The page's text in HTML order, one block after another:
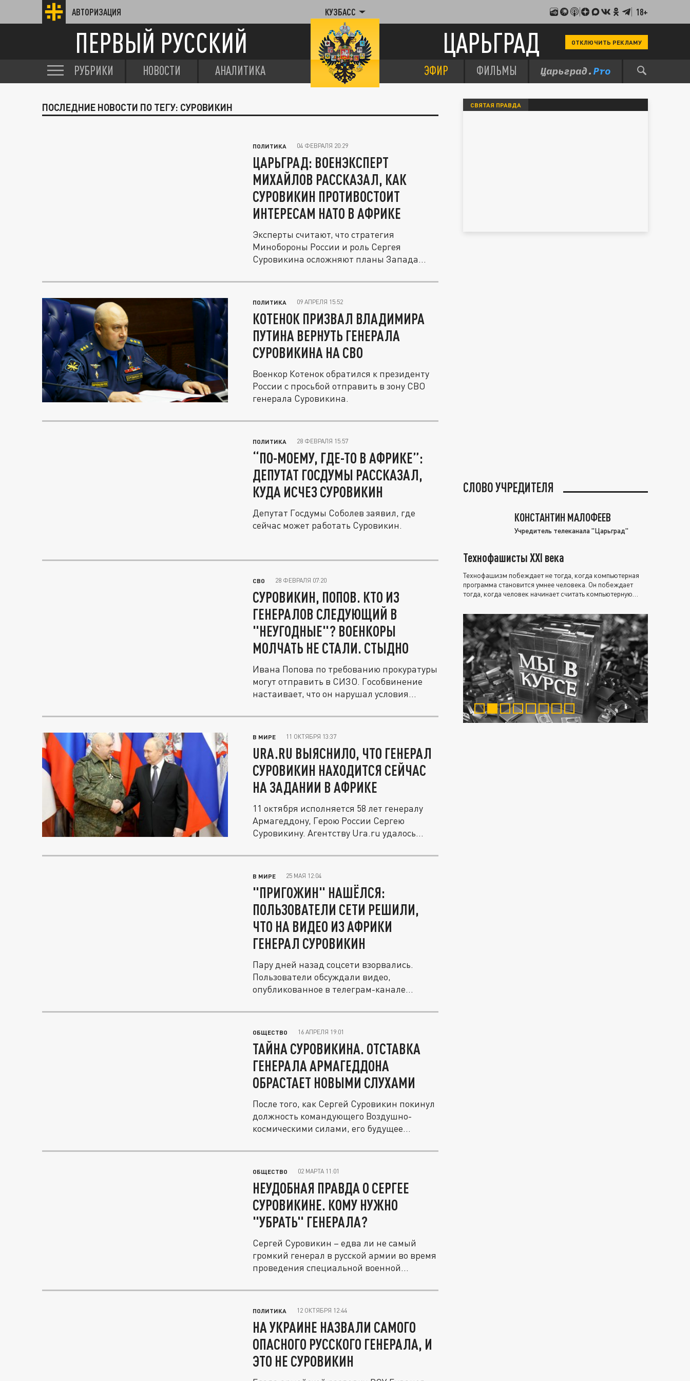
АВТОРИЗАЦИЯ КУЗБАСС 18+
ПЕРВЫЙ РУССКИЙ ЦАРЬГРАД ОТКЛЮЧИТЬ РЕКЛАМУ
РУБРИКИ НОВОСТИ АНАЛИТИКА ЭФИР ФИЛЬМЫ
ПОСЛЕДНИЕ НОВОСТИ ПО ТЕГУ: СУРОВИКИН
ПОЛИТИКА 04 ФЕВРАЛЯ 20:29
ЦАРЬГРАД: ВОЕНЭКСПЕРТ
МИХАЙЛОВ РАССКАЗАЛ, КАК
СУРОВИКИН ПРОТИВОСТОИТ
ИНТЕРЕСАМ НАТО В АФРИКЕ
Эксперты считают, что стратегия
Минобороны России и роль Сергея
Суровикина осложняют планы Запада
ПОЛИТИКА 09 АПРЕЛЯ 15:52
КОТЕНОК ПРИЗВАЛ ВЛАДИМИРА
ПУТИНА ВЕРНУТЬ ГЕНЕРАЛА
СУРОВИКИНА НА СВО
Военкор Котенок обратился к президенту
России с просьбой отправить в зону СВО
генерала Суровикина.
ПОЛИТИКА 28 ФЕВРАЛЯ 15:57
“ПО-МОЕМУ, ГДЕ-ТО В АФРИКЕ”:
ДЕПУТАТ ГОСДУМЫ РАССКАЗАЛ,
КУДА ИСЧЕЗ СУРОВИКИН
Депутат Госдумы Соболев заявил, где
сейчас может работать Суровикин.
СВО 28 ФЕВРАЛЯ 07:20
СУРОВИКИН, ПОПОВ. КТО ИЗ
ГЕНЕРАЛОВ СЛЕДУЮЩИЙ В
"НЕУГОДНЫЕ"? ВОЕНКОРЫ
МОЛЧАТЬ НЕ СТАЛИ. СТЫДНО
Ивана Попова по требованию прокуратуры
могут отправить в СИЗО. Гособвинение
настаивает, что он нарушал условия...
В МИРЕ 11 ОКТЯБРЯ 13:37
URA.RU ВЫЯСНИЛО, ЧТО ГЕНЕРАЛ
СУРОВИКИН НАХОДИТСЯ СЕЙЧАС
НА ЗАДАНИИ В АФРИКЕ
11 октября исполняется 58 лет генералу
Армагеддону, Герою России Сергею
Суровикину. Агентству Ura.ru удалось...
В МИРЕ 25 МАЯ 12:04
"ПРИГОЖИН" НАШЁЛСЯ:
ПОЛЬЗОВАТЕЛИ СЕТИ РЕШИЛИ,
ЧТО НА ВИДЕО ИЗ АФРИКИ
ГЕНЕРАЛ СУРОВИКИН
Пару дней назад соцсети взорвались.
Пользователи обсуждали видео,
опубликованное в телеграм-канале
ОБЩЕСТВО 16 АПРЕЛЯ 19:01
ТАЙНА СУРОВИКИНА. ОТСТАВКА
ГЕНЕРАЛА АРМАГЕДДОНА
ОБРАСТАЕТ НОВЫМИ СЛУХАМИ
После того, как Сергей Суровикин покинул
должность командующего Воздушно-
космическими силами, его будущее...
ОБЩЕСТВО 02 МАРТА 11:01
НЕУДОБНАЯ ПРАВДА О СЕРГЕЕ
СУРОВИКИНЕ. КОМУ НУЖНО
"УБРАТЬ" ГЕНЕРАЛА?
Сергей Суровикин – едва ли не самый
громкий генерал в русской армии во время
проведения специальной военной...
ПОЛИТИКА 12 ОКТЯБРЯ 12:44
НА УКРАИНЕ НАЗВАЛИ САМОГО
ОПАСНОГО РУССКОГО ГЕНЕРАЛА, И
ЭТО НЕ СУРОВИКИН
СВЯТАЯ ПРАВДА
СЛОВО УЧРЕДИТЕЛЯ
КОНСТАНТИН МАЛОФЕЕВ
Учредитель телеканала "Царьград"
Технофашисты XXI века
Технофашизм побеждает не тогда, когда компьютерная
программа становится умнее человека. Он побеждает
тогда, когда человек начинает считать компьютерную